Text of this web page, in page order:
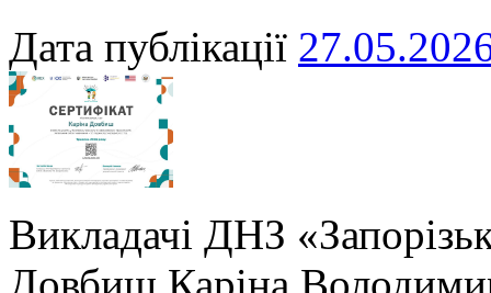
Дата публікації
Викладачі ДНЗ
Довбиш Каріна